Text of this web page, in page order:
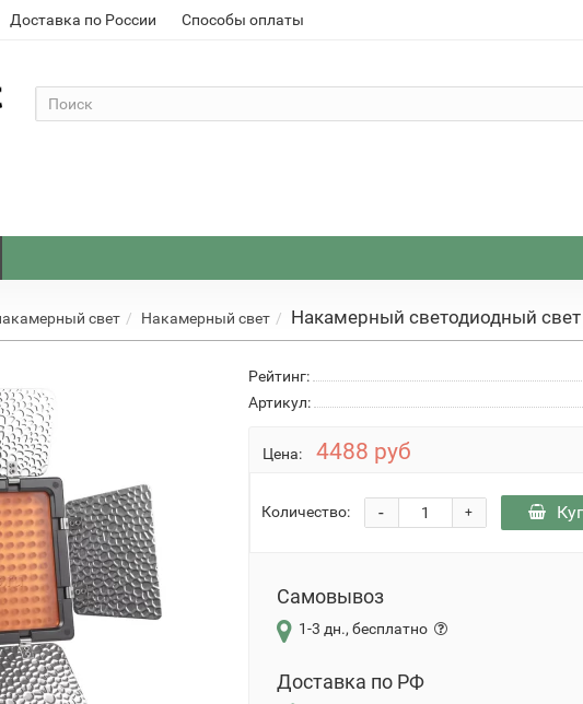
Доставка по России Способы оплаты
свет Накамерный свет Накамерный светодиодный
Рейтинг:
Артикул:
Цена: 4488 руб
Количество: +
-
Самовывоз
1-3 дн., бесплатно
Доставка по РФ